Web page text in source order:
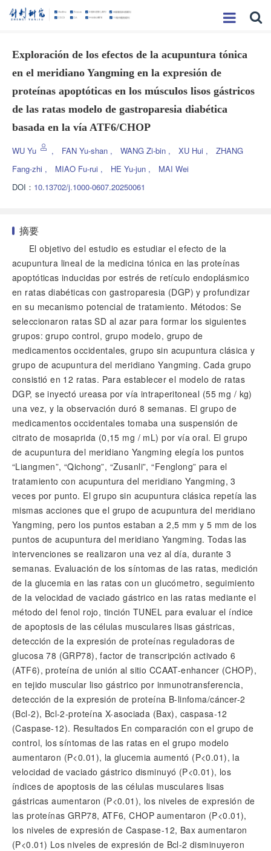
Exploración de los efectos de la acupuntura tónica
en el meridiano Yangming en la expresión de
proteínas apoptóticas en los músculos lisos gástricos
de las ratas modelo de gastroparesia diabética
basada en la vía ATF6/CHOP
WU Yu , FAN Yu-shan , WANG Zi-bin , XU Hui ,
ZHANG
Fang-zhi , MIAO Fu-rui , HE Yu-jun ,
MAI Wei
DOI： 10.13702/j.1000-0607.20250061
摘要
El objetivo del estudio es estudiar el efecto de la
acupuntura lineal de la medicina tónica en las proteínas
apoptóticas inducidas por estrés de retículo endoplásmico
en ratas diabéticas con gastroparesia (DGP) y profundizar
en su mecanismo potencial de tratamiento. Métodos: Se
seleccionaron ratas SD al azar para formar los siguientes
grupos: grupo control, grupo modelo, grupo de
medicamentos occidentales, grupo sin acupuntura clásica y
grupo de acupuntura del meridiano Yangming. Cada grupo
consistió en 12 ratas. Para establecer el modelo de ratas
DGP, se inyectó ureasa por vía intraperitoneal (55 mg / kg)
una vez, y la observación duró 8 semanas. El grupo de
medicamentos occidentales tomaba una suspensión de
citrato de mosaprida (0,15 mg / mL) por vía oral. El grupo
de acupuntura del meridiano Yangming elegía los puntos
“Liangmen”, “Qichong”, “Zusanli”, “Fenglong” para el
tratamiento con acupuntura del meridiano Yangming, 3
veces por punto. El grupo sin acupuntura clásica repetía las
mismas acciones que el grupo de acupuntura del meridiano
Yangming, pero los puntos estaban a 2,5 mm y 5 mm de los
puntos de acupuntura del meridiano Yangming. Todas las
intervenciones se realizaron una vez al día, durante 3
semanas. Evaluación de los síntomas de las ratas, medición
de la glucemia en las ratas con un glucómetro, seguimiento
de la velocidad de vaciado gástrico en las ratas mediante el
método del fenol rojo, tinción TUNEL para evaluar el índice
de apoptosis de las células musculares lisas gástricas,
detección de la expresión de proteínas reguladoras de
glucosa 78 (GRP78), factor de transcripción activado 6
(ATF6), proteína de unión al sitio CCAAT-enhancer (CHOP),
en tejido muscular liso gástrico por inmunotransferencia,
detección de la expresión de proteína B-linfoma/cáncer-2
(Bcl-2), Bcl-2-proteína X-asociada (Bax), caspasa-12
(Caspase-12). Resultados En comparación con el grupo de
control, los síntomas de las ratas en el grupo modelo
aumentaron (P<0.01), la glucemia aumentó (P<0.01), la
velocidad de vaciado gástrico disminuyó (P<0.01), los
índices de apoptosis de las células musculares lisas
gástricas aumentaron (P<0.01), los niveles de expresión de
las proteínas GRP78, ATF6, CHOP aumentaron (P<0.01),
los niveles de expresión de Caspase-12, Bax aumentaron
(P<0.01) Los niveles de expresión de Bcl-2 disminuyeron